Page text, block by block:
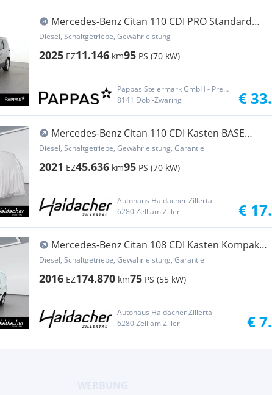
Mercedes-Benz Citan 110 CDI PRO Standard
Cam SHZ AHK Bus
Diesel, Schaltgetriebe, Gewährleistung
2025 EZ11.146 km95 PS (70 kW)
Pappas Steiermark GmbH - Premstätten
8141 Dobl-Zwaring
€
Mercedes-Benz Citan 110 CDI Kasten BASE
Standard AHK DAB Klima Transporter /
Kastenwagen
Diesel, Schaltgetriebe, Gewährleistung, Garantie
2021 EZ45.636 km95 PS (70 kW)
Autohaus Haidacher Zillertal
6280 Zell am Ziller
€
Mercedes-Benz Citan 108 CDI Kasten Kompakt
Klima Transporter / Kastenwagen
Diesel, Schaltgetriebe, Gewährleistung, Garantie
2016 EZ174.870 km75 PS (55 kW)
Autohaus Haidacher Zillertal
6280 Zell am Ziller
€